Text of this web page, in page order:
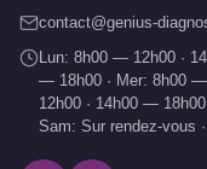
contact@genius-
Lun: 8h00 — 12h00 ·
— 18h00 · Mer: 8h00
12h00 · 14h00 —
Sam: Sur rendez-vous